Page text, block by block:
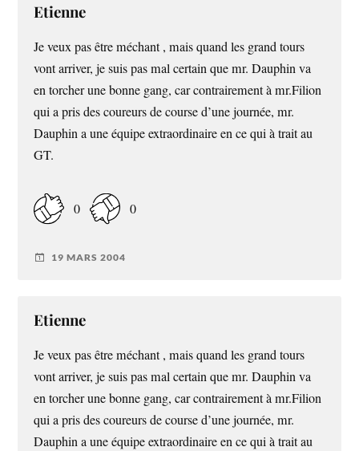
Etienne
Je veux pas être méchant , mais quand les grand tours
vont arriver, je suis pas mal certain que mr. Dauphin va
en torcher une bonne gang, car contrairement à mr.Filion
qui a pris des coureurs de course d’une journée, mr.
Dauphin a une équipe extraordinaire en ce qui à trait au
GT.
0 0
19 MARS 2004
Etienne
Je veux pas être méchant , mais quand les grand tours
vont arriver, je suis pas mal certain que mr. Dauphin va
en torcher une bonne gang, car contrairement à mr.Filion
qui a pris des coureurs de course d’une journée, mr.
Dauphin a une équipe extraordinaire en ce qui à trait au